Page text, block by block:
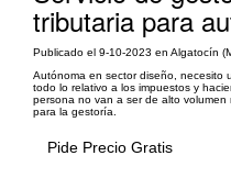
tributaria para
Publicado el 9-10-2023 en Algatocín
Autónoma en sector diseño, necesito
todo lo relativo a los impuestos y
persona no van a ser de alto
para la gestoría.
Pide Precio Gratis